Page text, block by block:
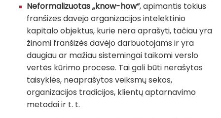
Neformalizuotas „know-how“, apimantis tokius
franšizės davėjo organizacijos intelektinio
kapitalo objektus, kurie nėra aprašyti, tačiau yra
žinomi franšizės davėjo darbuotojams ir yra
daugiau ar mažiau sistemingai taikomi verslo
vertės kūrimo procese. Tai gali būti nerašytos
taisyklės, neaprašytos veiksmų sekos,
organizacijos tradicijos, klientų aptarnavimo
metodai ir t. t.